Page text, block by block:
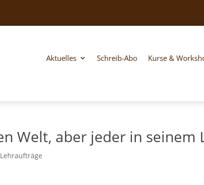
Aktuelles Schreib-Abo Kurse &
Welt, aber jeder in seinem
Lehraufträge